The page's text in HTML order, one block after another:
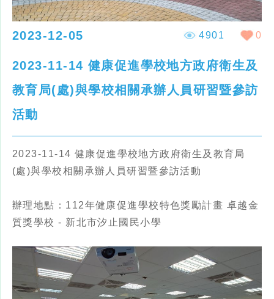
4901 0
2023-12-05
2023-11-14 健康促進學校地方政府衛生及
教育局(處)與學校相關承辦人員研習暨參訪
活動
2023-11-14 健康促進學校地方政府衛生及教育局
(處)與學校相關承辦人員研習暨參訪活動
辦理地點：112年健康促進學校特色獎勵計畫 卓越金
質獎學校 - 新北市汐止國民小學